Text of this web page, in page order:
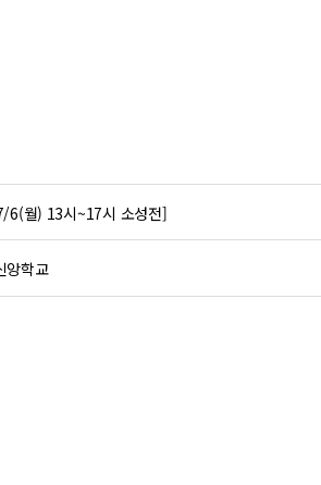
6(월) 13시~17시 소성전]
앙학교